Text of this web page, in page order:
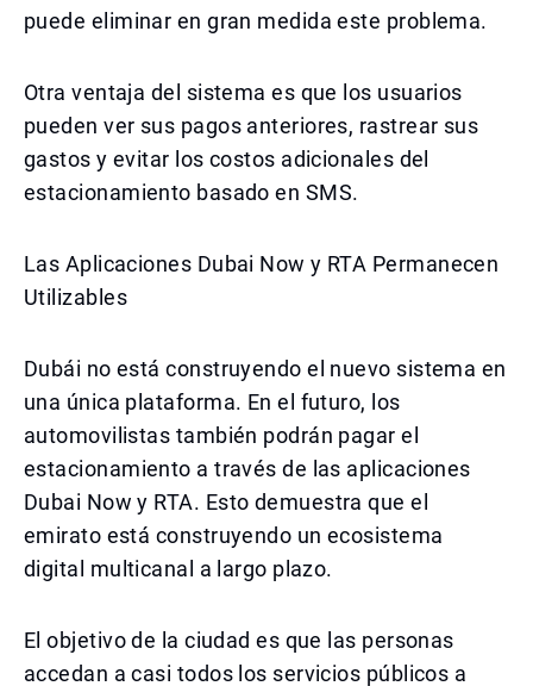
puede eliminar en gran medida este problema.
Otra ventaja del sistema es que los usuarios
pueden ver sus pagos anteriores, rastrear sus
gastos y evitar los costos adicionales del
estacionamiento basado en SMS.
Las Aplicaciones Dubai Now y RTA Permanecen
Utilizables
Dubái no está construyendo el nuevo sistema en
una única plataforma. En el futuro, los
automovilistas también podrán pagar el
estacionamiento a través de las aplicaciones
Dubai Now y RTA. Esto demuestra que el
emirato está construyendo un ecosistema
digital multicanal a largo plazo.
El objetivo de la ciudad es que las personas
accedan a casi todos los servicios públicos a